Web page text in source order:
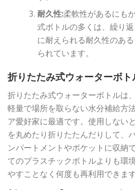
耐久性:柔軟性があるにも
式ボトルの多くは、繰り
に耐えられる耐久性のあ
られています。
折りたたみ式ウォーターボト
折りたたみ式ウォーターボトルは
軽量で場所を取らない水分補給方
ア愛好家に最適です。使用しない
を丸めたり折りたたんだりして、
ンパートメントやポケットに収納
てのプラスチックボトルよりも環
やすことなく何度も再利用できます